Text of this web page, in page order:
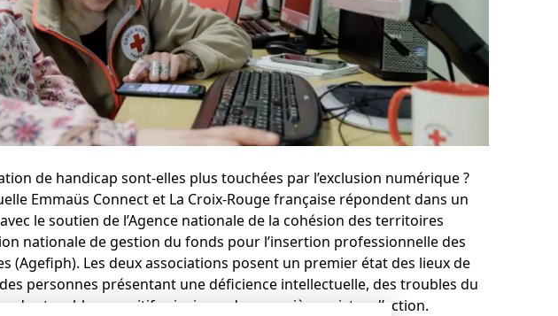
de handicap sont-elles plus touchées par l’exclusion numérique ?
Emmaüs Connect et La Croix-Rouge française répondent dans un
le soutien de l’Agence nationale de la cohésion des territoires
nationale de gestion du fonds pour l’insertion professionnelle des
(Agefiph). Les deux associations posent un premier état des lieux de
personnes présentant une déficience intellectuelle, des troubles du
des troubles cognitifs ainsi que des premières pistes d’action.